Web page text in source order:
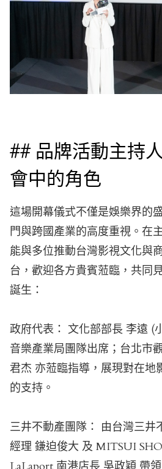
## 品牌活動主持
會中的角色
這場開幕儀式不僅是娛樂界的
門與跨國產業的高度重視。在
能與多位推動台灣影視文化與
台，歡迎各方貴賓蒞臨，共同
誕生：
政府代表： 文化部部長 李遠 (
音樂產業局團隊出席； 台北市
君杰 亦蒞臨指導，展現對在地
的支持。
三井不動產團隊： 由台灣三井
經理 鎌迫俊大 及 MITSUI